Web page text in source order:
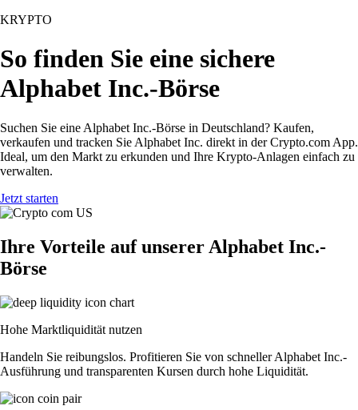
KRYPTO
So finden Sie eine sichere
Alphabet Inc.-Börse
Suchen Sie eine Alphabet Inc.-Börse in Deutschland? Kaufen,
verkaufen und tracken Sie Alphabet Inc. direkt in der Crypto.com App.
Ideal, um den Markt zu erkunden und Ihre Krypto-Anlagen einfach zu
verwalten.
Jetzt starten
Ihre Vorteile auf unserer Alphabet Inc.-
Börse
Hohe Marktliquidität nutzen
Handeln Sie reibungslos. Profitieren Sie von schneller Alphabet Inc.-
Ausführung und transparenten Kursen durch hohe Liquidität.